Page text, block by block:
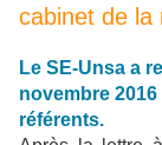
cabinet de la
Le SE-Unsa a
novembre
référents.